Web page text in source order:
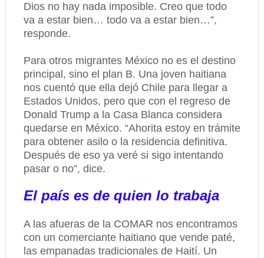
Dios no hay nada imposible. Creo que todo
va a estar bien… todo va a estar bien…”,
responde.
Para otros migrantes México no es el destino
principal, sino el plan B. Una joven haitiana
nos cuentó que ella dejó Chile para llegar a
Estados Unidos, pero que con el regreso de
Donald Trump a la Casa Blanca considera
quedarse en México. “Ahorita estoy en trámite
para obtener asilo o la residencia definitiva.
Después de eso ya veré si sigo intentando
pasar o no”, dice.
El país es de quien lo trabaja
A las afueras de la COMAR nos encontramos
con un comerciante haitiano que vende paté,
las empanadas tradicionales de Haití. Un